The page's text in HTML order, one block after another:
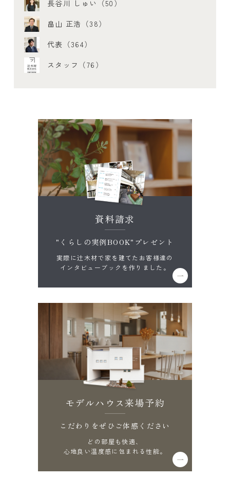
長谷川 しゅい（50）
畠山 正浩（38）
代表（364）
スタッフ（76）
資料請求
"くらしの実例BOOK"プレゼント
実際に辻木材で家を建てたお客様達の
インタビューブックを作りました。
モデルハウス来場予約
こだわりをぜひご体感ください
どの部屋も快適、
心地良い温度感に包まれる性能。